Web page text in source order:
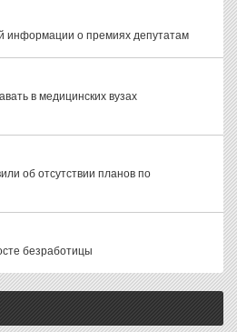
информации о премиях депутатам
в медицинских вузах
об отсутствии планов по
безработицы